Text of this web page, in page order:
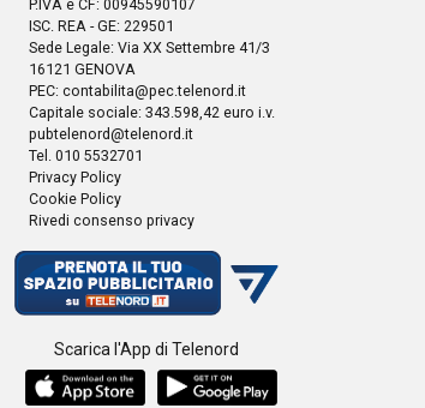
P.IVA e CF: 00945590107
ISC. REA - GE: 229501
Sede Legale: Via XX Settembre 41/3
16121 GENOVA
PEC: contabilita@pec.telenord.it
Capitale sociale: 343.598,42 euro i.v.
pubtelenord@telenord.it
Tel. 010 5532701
Privacy Policy
Cookie Policy
Rivedi consenso privacy
Scarica l'App di Telenord